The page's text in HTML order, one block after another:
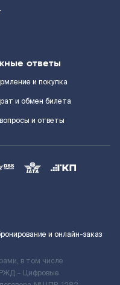
ответы
и покупка
и обмен билета
и ответы
и онлайн-заказ
в том числе
– Цифровые